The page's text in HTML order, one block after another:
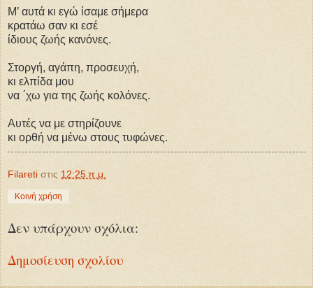
Μ’ αυτά κι εγώ ίσαμε σήμερα
κρατάω σαν κι εσέ
ίδιους ζωής κανόνες.
Στοργή, αγάπη, προσευχή,
κι ελπίδα μου
να ΄χω για της ζωής κολόνες.
Aυτές να με στηρίζουνε
κι ορθή να μένω στους τυφώνες.
Filareti στις 12:25 π.μ.
Κοινή χρήση
Δεν υπάρχουν σχόλια:
Δημοσίευση σχολίου